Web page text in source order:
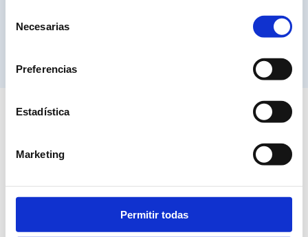
Necesarias
Preferencias
Estadística
Marketing
Permitir todas
T.942 331 077- Fax. 942 344 000